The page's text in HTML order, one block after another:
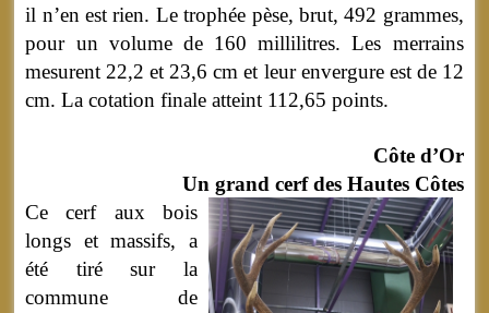
il n’en est rien. Le trophée pèse, brut, 492 grammes,
pour un volume de 160 millilitres. Les merrains
mesurent 22,2 et 23,6 cm et leur envergure est de 12
cm. La cotation finale atteint 112,65 points.
Côte d’Or
Un grand cerf des Hautes Côtes
Ce cerf aux bois
longs et massifs, a
été tiré sur la
commune de